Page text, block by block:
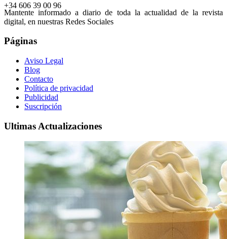
+34 606 39 00 96
Mantente informado a diario de toda la actualidad de la revista
digital, en nuestras Redes Sociales
Páginas
Aviso Legal
Blog
Contacto
Política de privacidad
Publicidad
Suscripción
Ultimas Actualizaciones